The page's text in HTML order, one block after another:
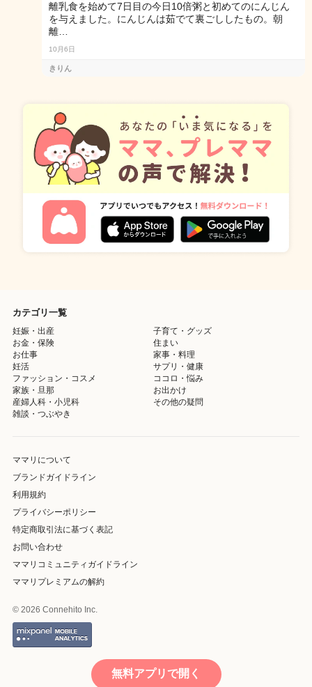
離乳食を始めて7日目の今日10倍粥と初めてのにんじん
を与えました。にんじんは茹でて裏ごししたもの。朝
離…
10月6日
きりん
カテゴリ一覧
妊娠・出産
子育て・グッズ
お金・保険
住まい
お仕事
家事・料理
妊活
サプリ・健康
ファッション・コスメ
ココロ・悩み
家族・旦那
お出かけ
産婦人科・小児科
その他の疑問
雑談・つぶやき
ママリについて
ブランドガイドライン
利用規約
プライバシーポリシー
特定商取引法に基づく表記
お問い合わせ
ママリコミュニティガイドライン
ママリプレミアムの解約
© 2026 Connehito Inc.
無料アプリで開く